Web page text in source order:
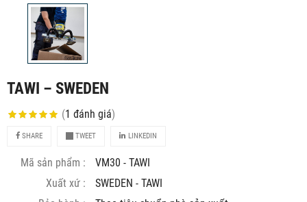
TAWI – SWEDEN
(1 đánh giá)
SHARE TWEET LINKEDIN
Mã sản phẩm :
VM30 - TAWI
Xuất xứ :
SWEDEN - TAWI